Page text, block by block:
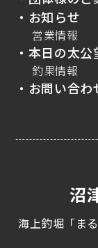
・お知らせ
営業情報
・本日の太公
釣果情報
・お問い合わ
沼
海上釣堀「ま